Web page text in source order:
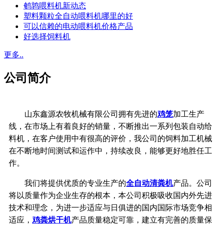
鹌鹑喂料机新动态
塑料颗粒全自动喂料机哪里的好
可以信赖的电动喂料机价格产品
好选择饲料机
更多..
公司简介
山东鑫源农牧机械有限公司拥有先进的鸡笼加工生产
线，在市场上有着良好的销量，不断推出一系列包装自动给
料机，在客户使用中有很高的评价，我公司的饲料加工机械
在不断地时间测试和运作中，持续改良，能够更好地胜任工
作。
我们将提供优质的专业生产的全自动清粪机产品。公司
将以质量作为企业生存的根本， 本公司积极吸收国内外先进
技术和理念， 为进一步适应与日俱进的国内国际市场竞争相
适应， 鸡粪烘干机产品质量稳定可靠， 建立有完善的质量保